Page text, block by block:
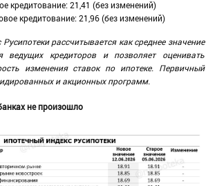
кредитование: 21,41 (без изменений)
кредитование: 21,96 (без изменений)
рассчитывается как среднее значение
ведущих кредиторов и позволяет оценивать
изменения ставок по ипотеке. Первичный
и акционных программ.
не произошло